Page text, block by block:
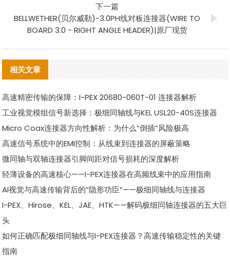
下一篇
BELLWETHER(贝尔威勒)-3.0PH线对板连接器(WIRE TO
BOARD 3.0 - RIGHT ANGLE HEADER)|原厂现货
相关文章
高速精密传输的保障：I-PEX 20680-060T-01 连接器解析
工业视觉模组信号新选择：极细同轴线与KEL USL20-40S连接器
Micro Coax连接器方向性解析：为什么“倒插”风险极高
高速信号系统中的EMI控制：从线束到连接器的屏蔽策略
微同轴与双轴连接器引脚间距对信号损耗的深度解析
轻薄设备的高速核心——I-PEX连接器在高频线束中的应用指南
AI视觉与高速传输背后的“隐形功臣”——极细同轴线与连接器
I-PEX、Hirose、KEL、JAE、HTK——解码极细同轴连接器的五大巨
头
如何正确匹配极细同轴线与I-PEX连接器？高速传输稳定性的关键
指南